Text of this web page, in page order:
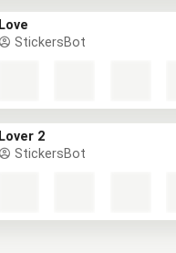
Love
StickersBot
Lover 2
StickersBot